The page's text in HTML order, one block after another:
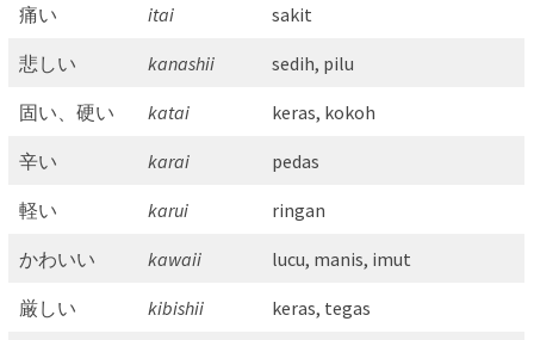
痛い itai sakit
悲しい kanashii sedih, pilu
固い、硬い katai keras, kokoh
辛い karai pedas
軽い karui ringan
かわいい kawaii lucu, manis, imut
厳しい kibishii keras, tegas